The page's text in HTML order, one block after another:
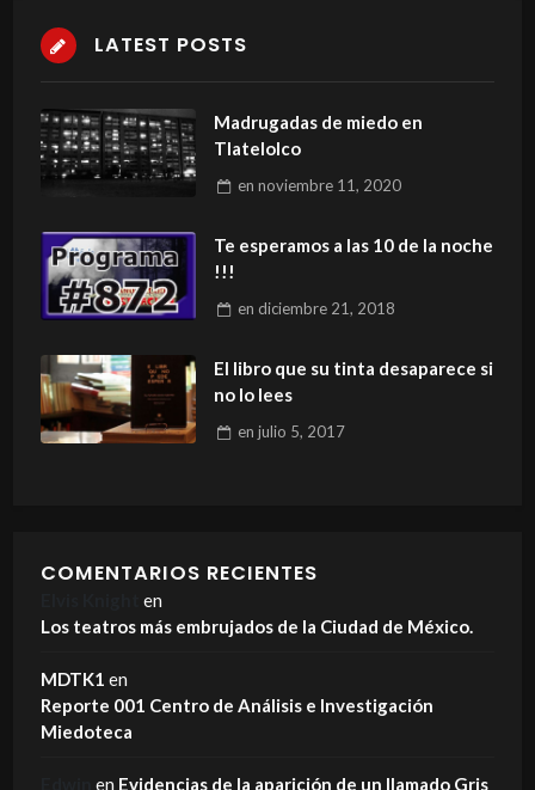
LATEST POSTS
Madrugadas de miedo en
Tlatelolco
en noviembre 11, 2020
Te esperamos a las 10 de la noche
!!!
en diciembre 21, 2018
El libro que su tinta desaparece si
no lo lees
en julio 5, 2017
COMENTARIOS RECIENTES
en
Los teatros más embrujados de la Ciudad de México.
MDTK1 en
Reporte 001 Centro de Análisis e Investigación
Miedoteca
en Evidencias de la aparición de un llamado Gris